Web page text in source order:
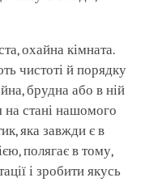
охайна кімната.
чистоті й порядку
брудна або в ній
на стані нашомого
яка завжди є в
полягає в тому,
і зробити якусь